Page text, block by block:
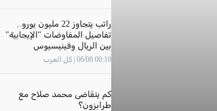
راتب يتجاوز 22 مليون يورو..
تفاصيل المفاوضات "الإيجابية"
بين الريال وفينيسيوس
00:10 06/08 | كل العرب
كم يتقاضى محمد صلاح مع
طرابزون؟